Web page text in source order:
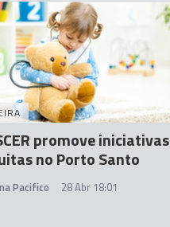
promove iniciativas
no Porto Santo
Pacifico 28 Abr 18:01